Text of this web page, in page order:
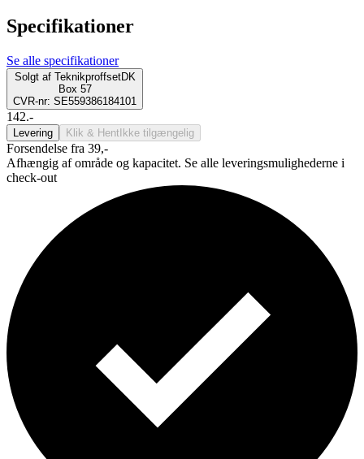
Specifikationer
Se alle specifikationer
Solgt af TeknikproffsetDK
Box 57
CVR-nr: SE559386184101
142.-
Levering Klik & Hent Ikke tilgængelig
Forsendelse fra 39,-
Afhængig af område og kapacitet. Se alle leveringsmulighederne i
check-out